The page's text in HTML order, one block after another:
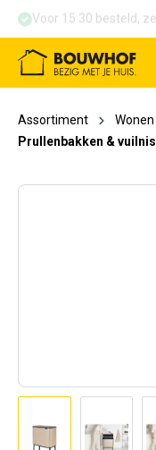
Voor 15:30 besteld,
Assortiment Wonen
Prullenbakken &